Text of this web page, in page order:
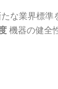
な業界標準
機器の健全